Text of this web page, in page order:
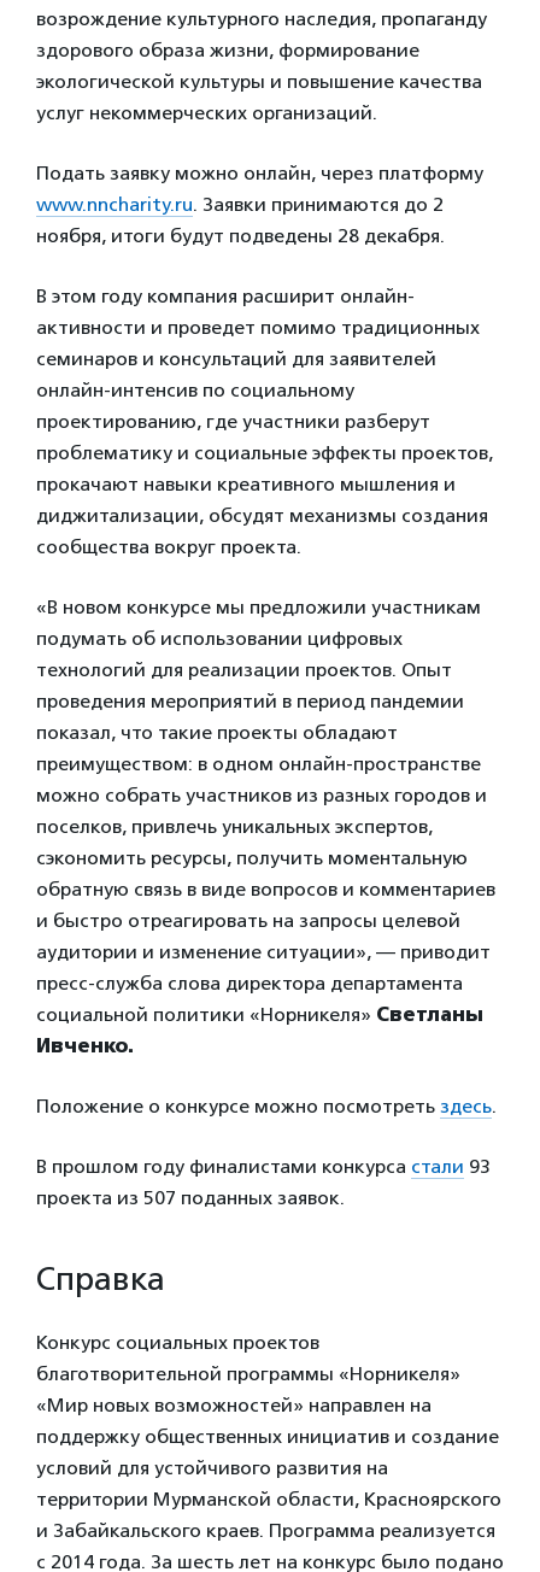
возрождение культурного наследия, пропаганду
здорового образа жизни, формирование
экологической культуры и повышение качества
услуг некоммерческих организаций.
Подать заявку можно онлайн, через платформу
www.nncharity.ru. Заявки принимаются до 2
ноября, итоги будут подведены 28 декабря.
В этом году компания расширит онлайн-
активности и проведет помимо традиционных
семинаров и консультаций для заявителей
онлайн-интенсив по социальному
проектированию, где участники разберут
проблематику и социальные эффекты проектов,
прокачают навыки креативного мышления и
диджитализации, обсудят механизмы создания
сообщества вокруг проекта.
«В новом конкурсе мы предложили участникам
подумать об использовании цифровых
технологий для реализации проектов. Опыт
проведения мероприятий в период пандемии
показал, что такие проекты обладают
преимуществом: в одном онлайн-пространстве
можно собрать участников из разных городов и
поселков, привлечь уникальных экспертов,
сэкономить ресурсы, получить моментальную
обратную связь в виде вопросов и комментариев
и быстро отреагировать на запросы целевой
аудитории и изменение ситуации», — приводит
пресс-служба слова директора департамента
социальной политики «Норникеля» Светланы
Ивченко.
Положение о конкурсе можно посмотреть здесь.
В прошлом году финалистами конкурса стали 93
проекта из 507 поданных заявок.
Справка
Конкурс социальных проектов
благотворительной программы «Норникеля»
«Мир новых возможностей» направлен на
поддержку общественных инициатив и создание
условий для устойчивого развития на
территории Мурманской области, Красноярского
и Забайкальского краев. Программа реализуется
с 2014 года. За шесть лет на конкурс было подано